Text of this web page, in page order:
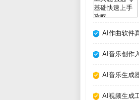
AI作曲软件
AI音乐创作
AI音乐生成
AI视频生成